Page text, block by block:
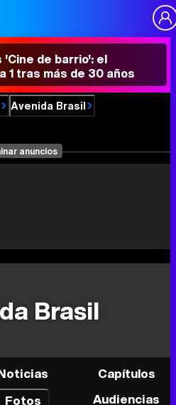
'Cine de barrio': el
1 tras más de 30 años
Avenida Brasil
anuncios
Brasil
Capítulos
Fotos
Audiencias